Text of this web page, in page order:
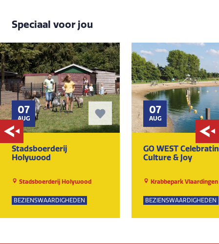
Speciaal voor jou
07
AUG
Stadsboerderij
Holywood
Stadsboerderij Holywood
BEZIENSWAARDIGHEDEN
07
AUG
GO WEST
Culture & Joy
Krabbepark Vlaardingen
BEZIENSWAARDIGHEDEN